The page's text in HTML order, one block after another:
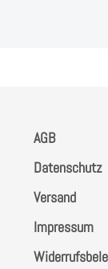
AGB
Datenschutz
Versand
Impressum